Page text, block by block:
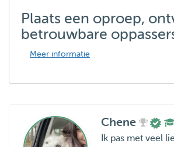
Plaats een oproep,
betrouwbare
Meer informatie
Chene
Ik pas met veel